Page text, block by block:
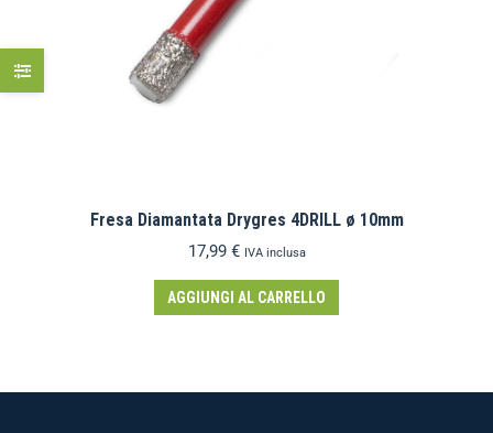
Fresa Diamantata Drygres 4DRILL ø 10mm
17,99 € IVA inclusa
AGGIUNGI AL CARRELLO